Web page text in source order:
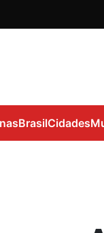
BrasilCidades